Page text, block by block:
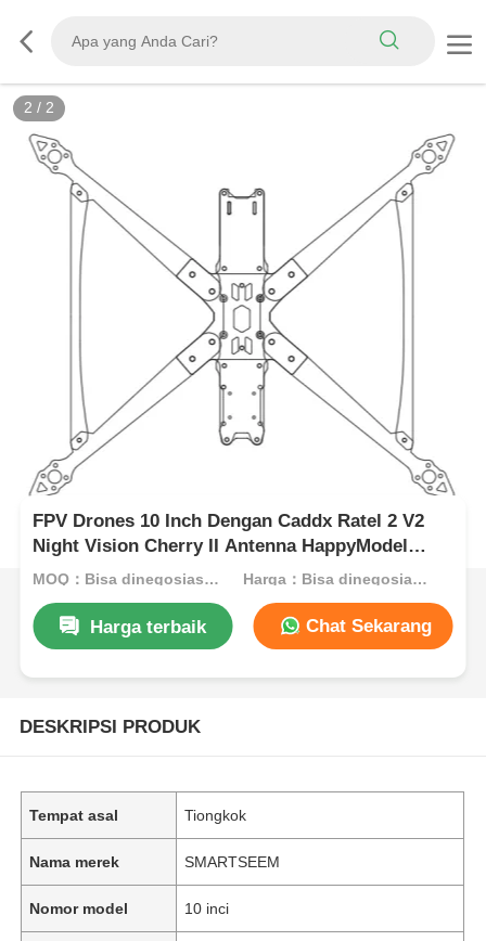
2 / 2
FPV Drones 10 Inch Dengan Caddx Ratel 2 V2
Night Vision Cherry II Antenna HappyModel
Receiver Stack-SpeedyBeeV3
MOQ：Bisa dinegosiasikan Harga：Bisa dinegosiasikan
Harga terbaik Chat Sekarang
DESKRIPSI PRODUK
Tempat asal Tiongkok
Nama merek SMARTSEEM
Nomor model 10 inci